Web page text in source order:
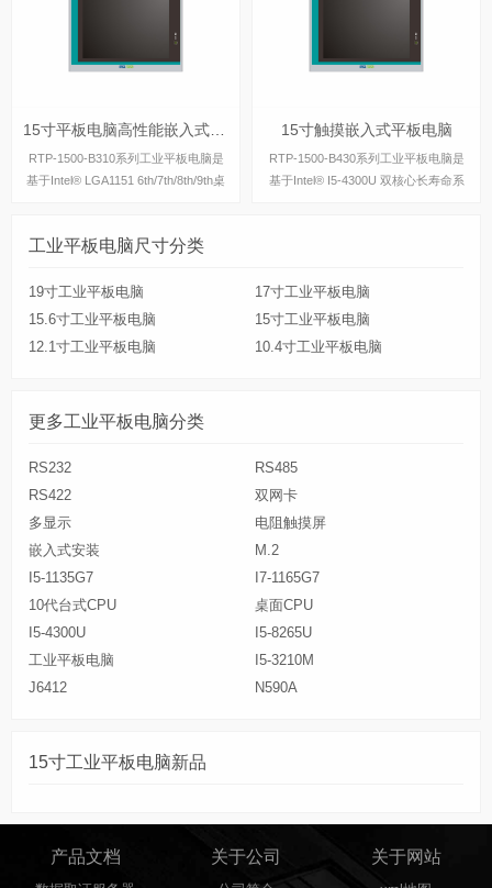
15寸平板电脑高性能嵌入式安装
RTP-1500-B310系列工业平板电脑是
基于Intel® LGA1151 6th/7th/8th/9th桌
dows操作系统。
15寸触摸嵌入式平板电脑
RTP-1500-B430系列工业平板电脑是
基于Intel® I5-4300U 双核心长寿命系
工业平板电脑尺寸分类
19寸工业平板电脑
17寸工业平板电脑
15.6寸工业平板电脑
15寸工业平板电脑
12.1寸工业平板电脑
10.4寸工业平板电脑
更多工业平板电脑分类
RS232
RS485
RS422
双网卡
多显示
电阻触摸屏
嵌入式安装
M.2
I5-1135G7
I7-1165G7
10代台式CPU
桌面CPU
I5-4300U
I5-8265U
工业平板电脑
I5-3210M
J6412
N590A
15寸工业平板电脑新品
产品文档 关于公司 关于网站